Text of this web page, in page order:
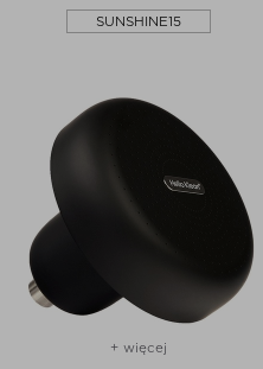
SUNSHINE15
+ więcej